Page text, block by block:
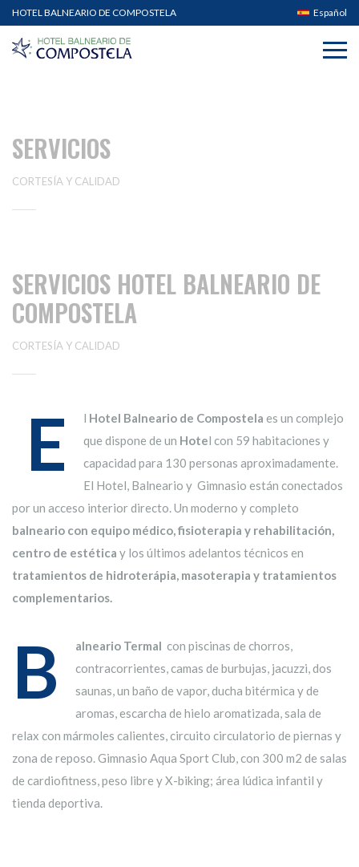
HOTEL BALNEARIO DE COMPOSTELA Español
SERVICIOS
CORTESÍA Y CALIDAD
SERVICIOS HOTEL BALNEARIO DE
COMPOSTELA
CORTESÍA Y CALIDAD
E l Hotel Balneario de Compostela es un complejo
que dispone de un Hotel con 59 habitaciones y
capacidad para 130 personas aproximadamente.
El Hotel, Balneario y Gimnasio están conectados
por un acceso interior directo. Un moderno y completo
balneario con equipo médico, fisioterapia y rehabilitación,
centro de estética y los últimos adelantos técnicos en
tratamientos de hidroterápia, masoterapia y tratamientos
complementarios.
B alneario Termal con piscinas de chorros,
contracorrientes, camas de burbujas, jacuzzi, dos
saunas, un baño de vapor, ducha bitérmica y de
aromas, escarcha de hielo aromatizada, sala de
relax con mármoles calientes, circuito circulatorio de piernas y
zona de reposo. Gimnasio Aqua Sport Club, con 300 m2 de salas
de cardiofitness, peso libre y X-biking; área lúdica infantil y
tienda deportiva.